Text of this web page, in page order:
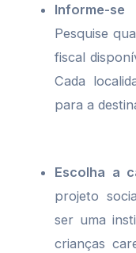
Informe-
Pesquise
fiscal
Cada
para a
Escolha a
projeto
ser uma
crianças